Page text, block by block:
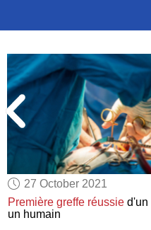
27 October 2021
Première greffe réussie d'un
un humain